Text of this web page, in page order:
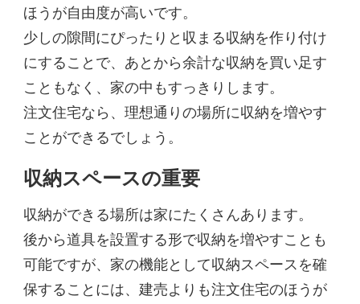
ほうが自由度が高いです。
少しの隙間にぴったりと収まる収納を作り付け
にすることで、あとから余計な収納を買い足す
こともなく、家の中もすっきりします。
注文住宅なら、理想通りの場所に収納を増やす
ことができるでしょう。
収納スペースの重要
収納ができる場所は家にたくさんあります。
後から道具を設置する形で収納を増やすことも
可能ですが、家の機能として収納スペースを確
保することには、建売よりも注文住宅のほうが